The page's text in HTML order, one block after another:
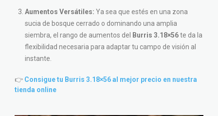
Aumentos Versátiles: Ya sea que estés en una zona
sucia de bosque cerrado o dominando una amplia
siembra, el rango de aumentos del
Burris 3.18×56te da la
flexibilidad necesaria para adaptar tu campo de visión al
instante.
👉 Consigue tu Burris 3.18×56 al mejor precio en nuestra
tienda online